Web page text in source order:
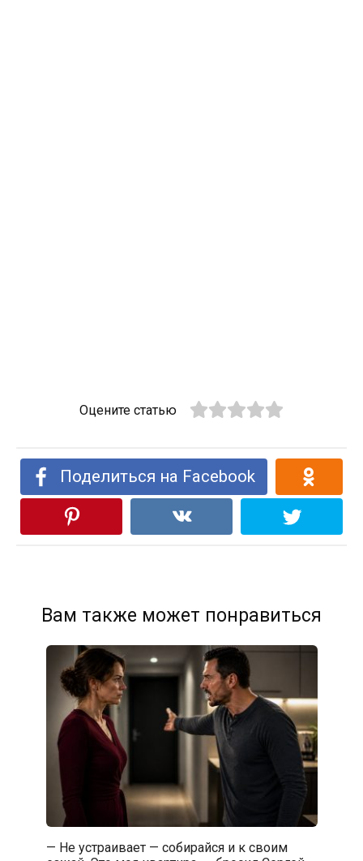
Оцените статью
Поделиться на Facebook
Вам также может понравиться
— Не устраивает — собирайся и к своим